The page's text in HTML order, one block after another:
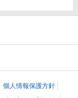
個人情報保護方針